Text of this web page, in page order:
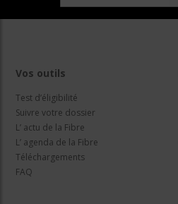
Vos outils
Test d’éligibilité
Suivre votre dossier
L’ actu de la Fibre
L’ agenda de la Fibre
Téléchargements
FAQ